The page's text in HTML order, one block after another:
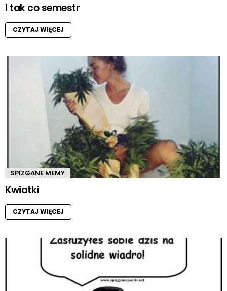
I tak co semestr
CZYTAJ WIĘCEJ
SPIZGANE MEMY
Kwiatki
CZYTAJ WIĘCEJ